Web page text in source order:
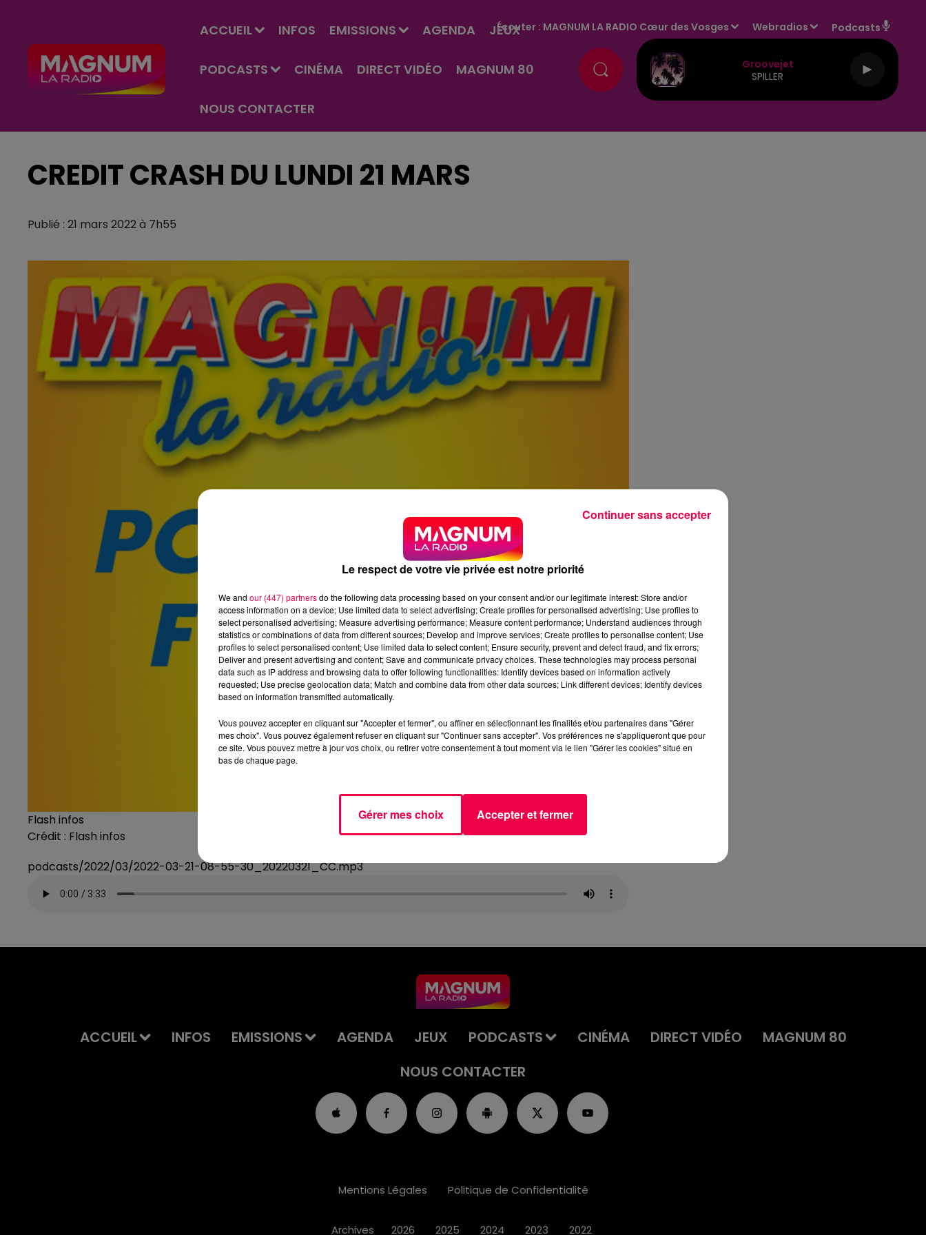
ACCUEIL INFOS EMISSIONS AGENDA JEUX
PODCASTS CINÉMA DIRECT VIDÉO MAGNUM 80
NOUS CONTACTER
Écouter : MAGNUM LA RADIO Cœur des Vosges Webradios Podcasts
Groovejet
SPILLER
CREDIT CRASH DU LUNDI 21 MARS
Publié : 21 mars 2022 à 7h55
Flash infos
Crédit : Flash infos
podcasts/2022/03/2022-03-21-08-55-30_20220321_CC.mp3
ACCUEIL INFOS EMISSIONS AGENDA JEUX PODCASTS CINÉMA DIRECT VIDÉO
MAGNUM 80
NOUS CONTACTER
Mentions Légales Politique de Confidentialité
Archives 2026 2025 2024 2023 2022
Le respect de votre vie privée est notre priorité
We and our (447) partnersdo the following data processing based on your consent and/or our legitimate interest: Store and/or
access information on a device; Use limited data to select advertising; Create profiles for personalised advertising; Use profiles to
select personalised advertising; Measure advertising performance; Measure content performance; Understand audiences through
statistics or combinations of data from different sources; Develop and improve services; Create profiles to personalise content; Use
profiles to select personalised content; Use limited data to select content; Ensure security, prevent and detect fraud, and fix errors;
Deliver and present advertising and content; Save and communicate privacy choices. These technologies may process personal
data such as IP address and browsing data to offer following functionalities: Identify devices based on information actively
requested; Use precise geolocation data; Match and combine data from other data sources; Link different devices; Identify devices
based on information transmitted automatically.
Vous pouvez accepter en cliquant sur "Accepter et fermer", ou affiner en sélectionnant les finalités et/ou partenaires dans "Gérer
mes choix". Vous pouvez également refuser en cliquant sur "Continuer sans accepter". Vos préférences ne s'appliqueront que pour
ce site. Vous pouvez mettre à jour vos choix, ou retirer votre consentement à tout moment via le lien "Gérer les cookies" situé en
bas de chaque page.
Gérer mes choix Accepter et fermer
Continuer sans accepter